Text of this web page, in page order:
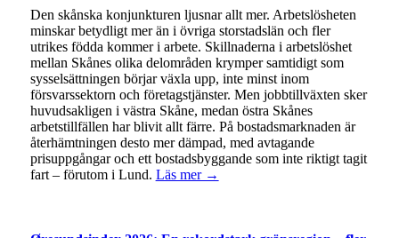
Den skånska konjunkturen ljusnar allt mer. Arbetslösheten
minskar betydligt mer än i övriga storstadslän och fler
utrikes födda kommer i arbete. Skillnaderna i arbetslöshet
mellan Skånes olika delområden krymper samtidigt som
sysselsättningen börjar växla upp, inte minst inom
försvarssektorn och företagstjänster. Men jobbtillväxten sker
huvudsakligen i västra Skåne, medan östra Skånes
arbetstillfällen har blivit allt färre. På bostadsmarknaden är
återhämtningen desto mer dämpad, med avtagande
prisuppgångar och ett bostadsbyggande som inte riktigt tagit
fart – förutom i Lund. Läs mer →